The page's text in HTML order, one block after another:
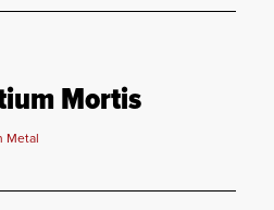
Mortis
Metal